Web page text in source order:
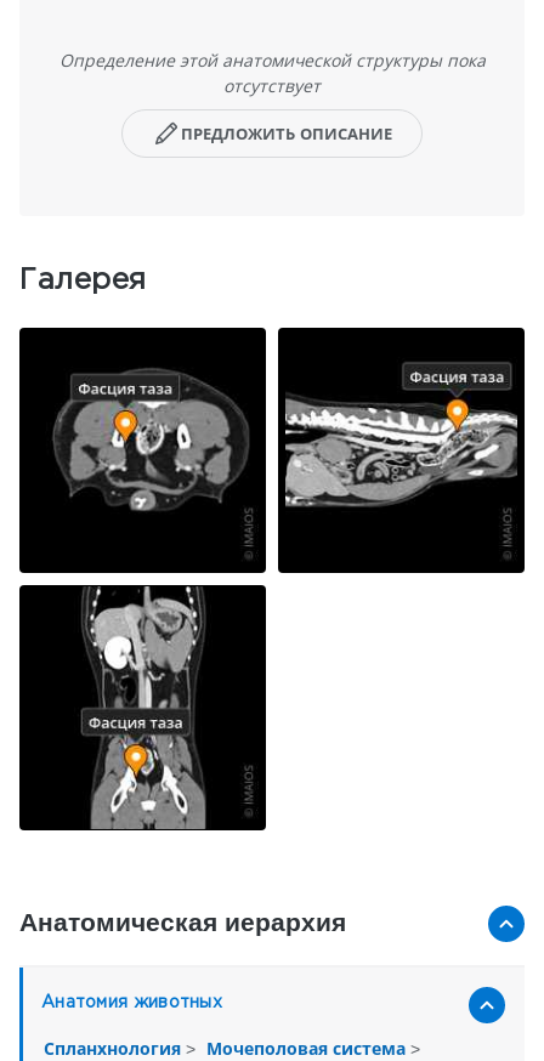
Определение этой анатомической структуры пока
отсутствует
ПРЕДЛОЖИТЬ ОПИСАНИЕ
Галерея
Анатомическая иерархия
Анатомия животных
Спланхнология > Мочеполовая система >